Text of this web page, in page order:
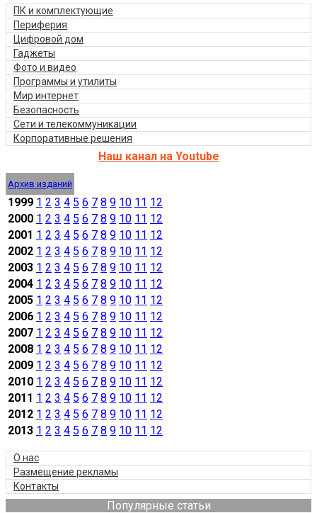
ПК и комплектующие
Периферия
Цифровой дом
Гаджеты
Фото и видео
Программы и утилиты
Мир интернет
Безопасность
Сети и телекоммуникации
Корпоративные решения
Наш канал на Youtube
Архив изданий
1999 1 2 3 4 5 6 7 8 9 10 11 12
2000 1 2 3 4 5 6 7 8 9 10 11 12
2001 1 2 3 4 5 6 7 8 9 10 11 12
2002 1 2 3 4 5 6 7 8 9 10 11 12
2003 1 2 3 4 5 6 7 8 9 10 11 12
2004 1 2 3 4 5 6 7 8 9 10 11 12
2005 1 2 3 4 5 6 7 8 9 10 11 12
2006 1 2 3 4 5 6 7 8 9 10 11 12
2007 1 2 3 4 5 6 7 8 9 10 11 12
2008 1 2 3 4 5 6 7 8 9 10 11 12
2009 1 2 3 4 5 6 7 8 9 10 11 12
2010 1 2 3 4 5 6 7 8 9 10 11 12
2011 1 2 3 4 5 6 7 8 9 10 11 12
2012 1 2 3 4 5 6 7 8 9 10 11 12
2013 1 2 3 4 5 6 7 8 9 10 11 12
О нас
Размещение рекламы
Контакты
Популярные статьи